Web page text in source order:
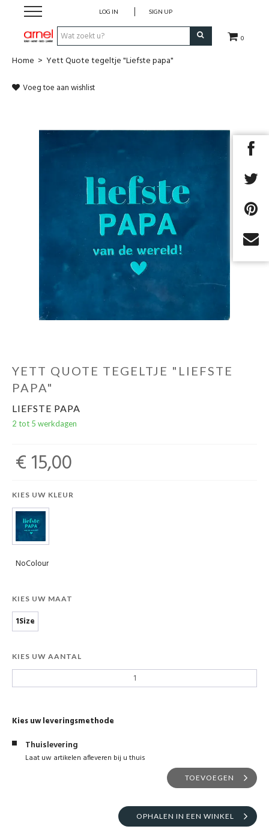
0
LOG IN SIGN UP
Koken
Interieur
Home > Yett Quote tegeltje "Liefste papa"
Voeg toe aan wishlist
YETT QUOTE TEGELTJE "LIEFSTE
PAPA"
LIEFSTE PAPA
2 tot 5 werkdagen
€ 15,00
KIES UW KLEUR
NoColour
KIES UW MAAT
1Size
KIES UW AANTAL
Kies uw leveringsmethode
Thuislevering
Laat uw artikelen afleveren bij u thuis
TOEVOEGEN
OPHALEN IN EEN WINKEL